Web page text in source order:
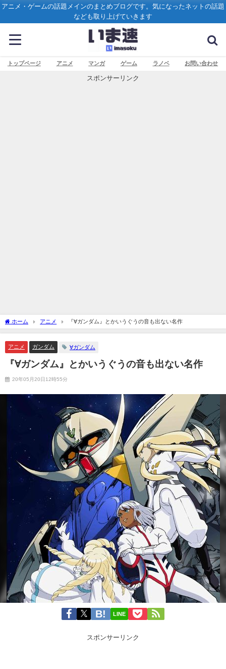
アニメ・ゲームの話題メインのまとめブログです。気になったネットの話題
なども取り上げていきます
トップページ アニメ マンガ ゲーム ラノベ お問い合わせ
スポンサーリンク
ホーム アニメ 『∀ガンダム』とかいうぐうの音も出ない名作
アニメ ガンダム ∀ガンダム
『∀ガンダム』とかいうぐうの音も出ない名作
20年05月20日12時55分
LINE
スポンサーリンク